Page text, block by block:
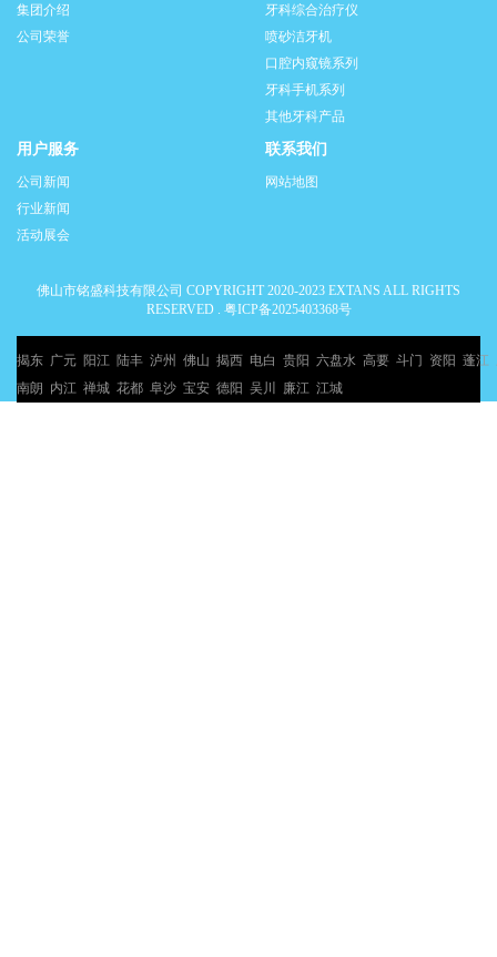
集团介绍
公司荣誉
牙科综合治疗仪
喷砂洁牙机
口腔内窥镜系列
牙科手机系列
其他牙科产品
用户服务
公司新闻
行业新闻
活动展会
联系我们
网站地图
佛山市铭盛科技有限公司 COPYRIGHT 2020-2023 EXTANS ALL RIGHTS
RESERVED . 粤ICP备2025403368号
揭东 广元 阳江 陆丰 泸州 佛山 揭西 电白 贵阳 六盘水 高要 斗门 资阳 蓬江
南朗 内江 禅城 花都 阜沙 宝安 德阳 吴川 廉江 江城